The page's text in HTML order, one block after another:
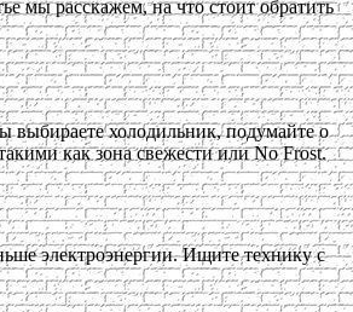
мы расскажем, на что стоит обратить
выбираете холодильник, подумайте о
как зона свежести или No Frost.
электроэнергии. Ищите технику с